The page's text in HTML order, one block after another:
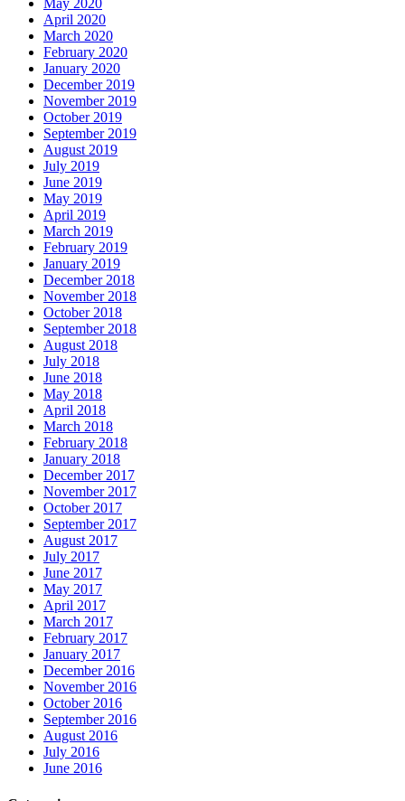
May 2020
April 2020
March 2020
February 2020
January 2020
December 2019
November 2019
October 2019
September 2019
August 2019
July 2019
June 2019
May 2019
April 2019
March 2019
February 2019
January 2019
December 2018
November 2018
October 2018
September 2018
August 2018
July 2018
June 2018
May 2018
April 2018
March 2018
February 2018
January 2018
December 2017
November 2017
October 2017
September 2017
August 2017
July 2017
June 2017
May 2017
April 2017
March 2017
February 2017
January 2017
December 2016
November 2016
October 2016
September 2016
August 2016
July 2016
June 2016